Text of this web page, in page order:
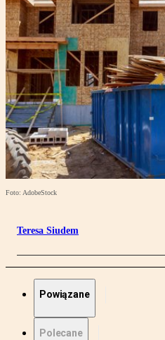
Foto: AdobeStock
Teresa Siudem
Powiązane
Polecane